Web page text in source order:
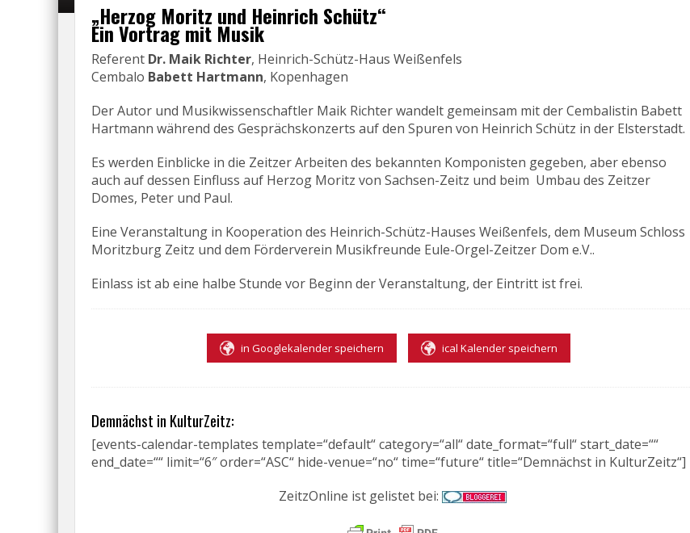
„Herzog Moritz und Heinrich Schütz“
Ein Vortrag mit Musik
Referent Dr. Maik Richter, Heinrich-Schütz-Haus Weißenfels
Cembalo Babett Hartmann, Kopenhagen
Der Autor und Musikwissenschaftler Maik Richter wandelt gemeinsam mit der Cembalistin Babett
Hartmann während des Gesprächskonzerts auf den Spuren von Heinrich Schütz in der Elsterstadt.
Es werden Einblicke in die Zeitzer Arbeiten des bekannten Komponisten gegeben, aber ebenso
auch auf dessen Einfluss auf Herzog Moritz von Sachsen-Zeitz und beim Umbau des Zeitzer
Domes, Peter und Paul.
Eine Veranstaltung in Kooperation des Heinrich-Schütz-Hauses Weißenfels, dem Museum Schloss
Moritzburg Zeitz und dem Förderverein Musikfreunde Eule-Orgel-Zeitzer Dom e.V..
Einlass ist ab eine halbe Stunde vor Beginn der Veranstaltung, der Eintritt ist frei.
in Googlekalender speichern ical Kalender speichern
Demnächst in KulturZeitz:
[events-calendar-templates template=“default“ category=“all“ date_format=“full“ start_date=““
end_date=““ limit=“6″ order=“ASC“ hide-venue=“no“ time=“future“ title=“Demnächst in KulturZeitz“]
ZeitzOnline ist gelistet bei: